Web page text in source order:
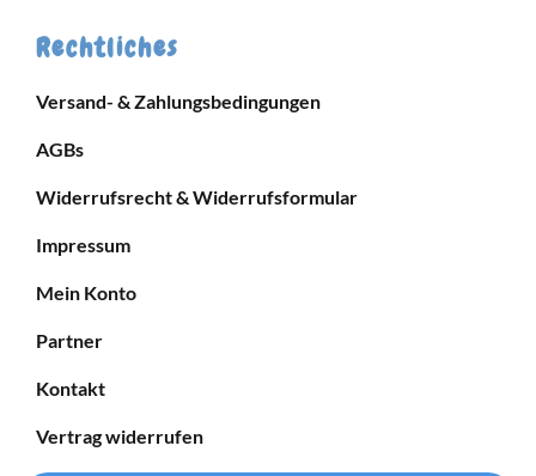
Rechtliches
Versand- & Zahlungsbedingungen
AGBs
Widerrufsrecht & Widerrufsformular
Impressum
Mein Konto
Partner
Kontakt
Vertrag widerrufen